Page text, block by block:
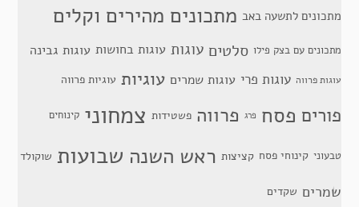
מתכונים לתשעה באב מתכונים מהירים וקלים
מתכונים עם בצק פילו סלטים עוגות עוגות בחושות עוגות גבינה
עוגות פרווה עוגות פרי עוגות שמרים עוגיות עוגיות פרווה
פורים פסח פרג פרווה פשטידות צמחוני קינוחים
טבעוני קינוחי פסח קציצות ראש השנה שבועות שוקולד
שמרים שקדים